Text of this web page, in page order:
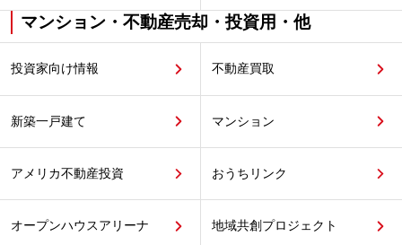
マンション・不動産売却・投資用・他
投資家向け情報 不動産買取
新築一戸建て マンション
アメリカ不動産投資 おうちリンク
オープンハウスアリーナ 地域共創プロジェクト